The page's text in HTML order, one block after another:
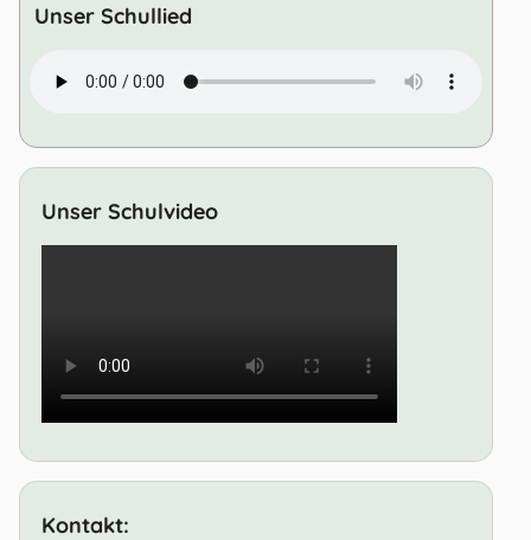
Unser Schullied
Unser Schulvideo
Kontakt: